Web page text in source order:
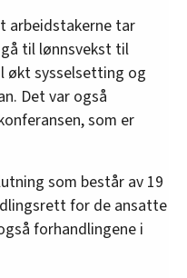
arbeidstakerne tar
til lønnsvekst til
økt sysselsetting og
Det var også
som er
som består av 19
for de ansatte
forhandlingene i